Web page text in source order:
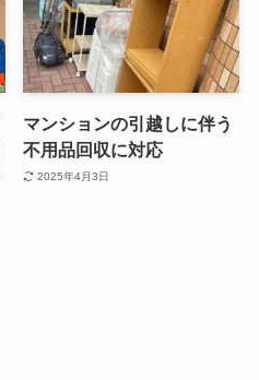
マンションの引越しに伴う
不用品回収に対応
2025年4月3日